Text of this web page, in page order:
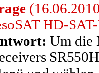
HD-
Um die